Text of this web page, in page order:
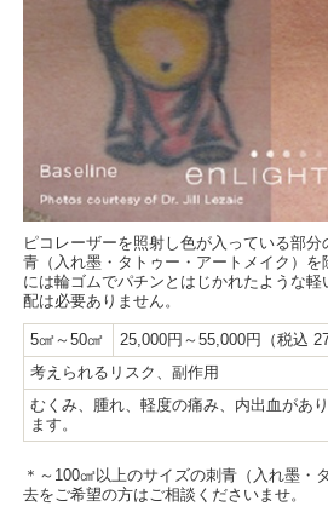
ピコレーザーを照射し色が入っている部
青（入れ墨・タトゥー・アートメイク）
には輪ゴムでパチンとはじかれたような
配は必要ありません。
5㎠～50㎠
25,000円～55,000円（税込
考えられるリスク、副作用
むくみ、腫れ、軽度の痛み、内出血があ
ます。
＊～100㎠以上のサイズの刺青（入れ墨・
去をご希望の方はご相談くださいませ。